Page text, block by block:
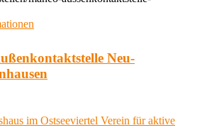
Neu-
im Ostseeviertel Verein für aktive